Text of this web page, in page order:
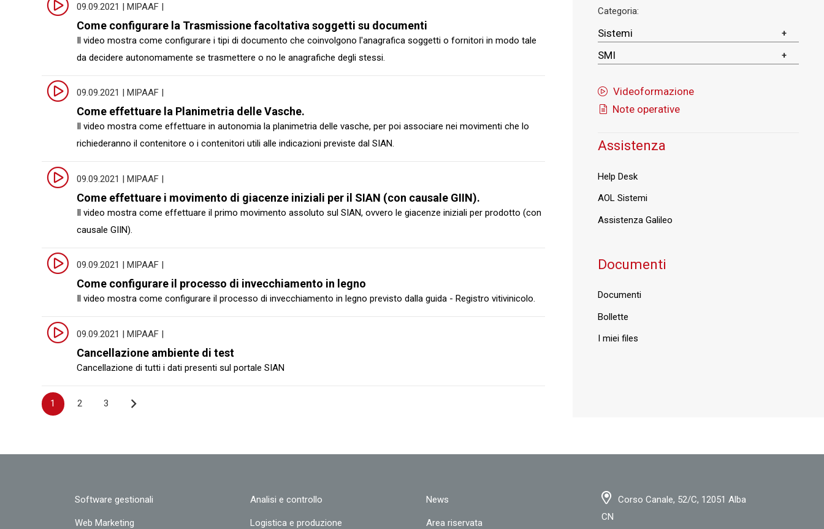
09.09.2021 | MIPAAF |
Come configurare la Trasmissione facoltativa soggetti su documenti
Il video mostra come configurare i tipi di documento che coinvolgono l'anagrafica soggetti o fornitori in modo tale
da decidere autonomamente se trasmettere o no le anagrafiche degli stessi.
09.09.2021 | MIPAAF |
Come effettuare la Planimetria delle Vasche.
Il video mostra come effettuare in autonomia la planimetria delle vasche, per poi associare nei movimenti che lo
richiederanno il contenitore o i contenitori utili alle indicazioni previste dal SIAN.
09.09.2021 | MIPAAF |
Come effettuare i movimento di giacenze iniziali per il SIAN (con causale GIIN).
Il video mostra come effettuare il primo movimento assoluto sul SIAN, ovvero le giacenze iniziali per prodotto (con
causale GIIN).
09.09.2021 | MIPAAF |
Come configurare il processo di invecchiamento in legno
Il video mostra come configurare il processo di invecchiamento in legno previsto dalla guida - Registro vitivinicolo.
09.09.2021 | MIPAAF |
Cancellazione ambiente di test
Cancellazione di tutti i dati presenti sul portale SIAN
Navigazione
articoli
1 2 3
Categoria:
Sistemi
SMI
Videoformazione
Note operative
Assistenza
Help Desk
AOL Sistemi
Assistenza Galileo
Documenti
Documenti
Bollette
I miei files
Software gestionali
Web Marketing
Analisi e controllo
Logistica e produzione
News
Area riservata
Corso Canale, 52/C, 12051 Alba
CN